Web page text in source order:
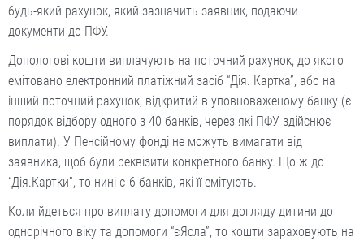
будь-який рахунок, який зазначить заявник, подаючи
документи до ПФУ.
Допологові кошти виплачують на поточний рахунок, до якого
емітовано електронний платіжний засіб “Дія. Картка”, або на
інший поточний рахунок, відкритий в уповноваженому банку (є
порядок відбору одного з 40 банків, через які ПФУ здійснює
виплати). У Пенсійному фонді не можуть вимагати від
заявника, щоб були реквізити конкретного банку. Що ж до
“Дія.Картки”, то нині є 6 банків, які її емітують.
Коли йдеться про виплату допомоги для догляду дитини до
однорічного віку та допомоги “єЯсла”, то кошти зараховують на